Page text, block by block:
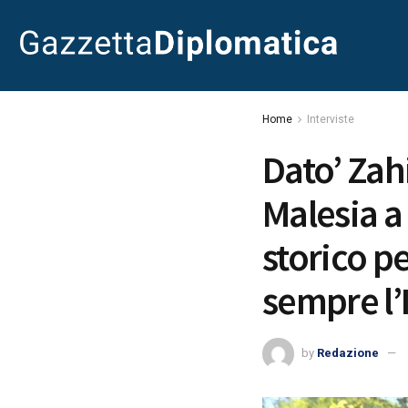
Home Interviste
Dato’
Malesia
storico
sempre
by Redazione